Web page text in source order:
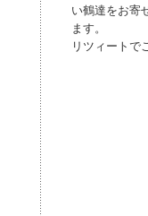
い鶴達をお寄
ます。
リツィートで